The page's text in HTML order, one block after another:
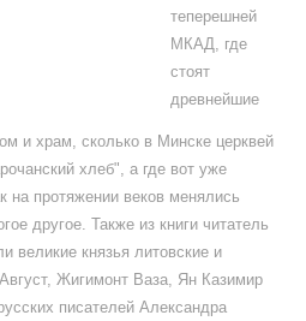
теперешней
МКАД, где
стоят
древнейшие
и храм, сколько в Минске церквей
хлеб", а где вот уже
на протяжении веков менялись
другое. Также из книги читатель
великие князья литовские и
Жигимонт Ваза, Ян Казимир
писателей Александра